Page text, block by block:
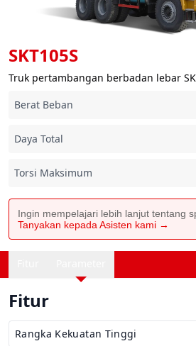
SKT105S
Truk pertambangan berbadan lebar
Berat Beban
Daya Total
Torsi Maksimum
Ingin mempelajari lebih lanjut tentang
Tanyakan kepada Asisten kami →
Fitur
Rangka Kekuatan Tinggi